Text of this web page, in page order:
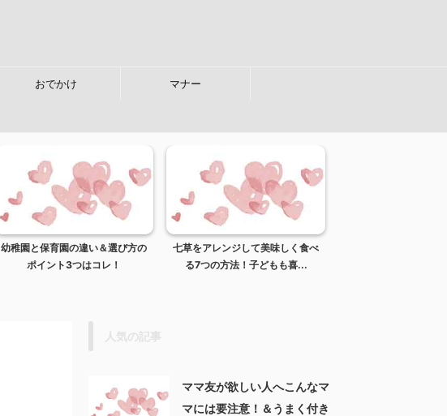
おでかけ マナー
幼稚園と保育園の違い＆選び方の
ポイント3つはコレ！
七草をアレンジして美味しく食べ
る7つの方法！子どもも喜...
ママ友が欲しい人へこんなマ
マには要注意！＆うまく付き